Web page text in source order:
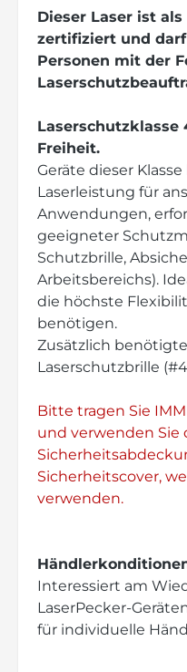
Dieser Laser ist
zertifiziert und
Personen mit der
Laserschutzklasse
Freiheit.
Geräte dieser
Laserleistung für
Anwendungen,
geeigneter
Schutzbrille,
Arbeitsbereichs).
die höchste
benötigen.
Zusätzlich
Laserschutzbrille
Bitte tragen Sie
und verwenden Sie
Sicherheitscover,
verwenden.
Interessiert am
LaserPecker-
für individuelle